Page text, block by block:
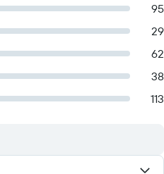
95
29
62
38
113